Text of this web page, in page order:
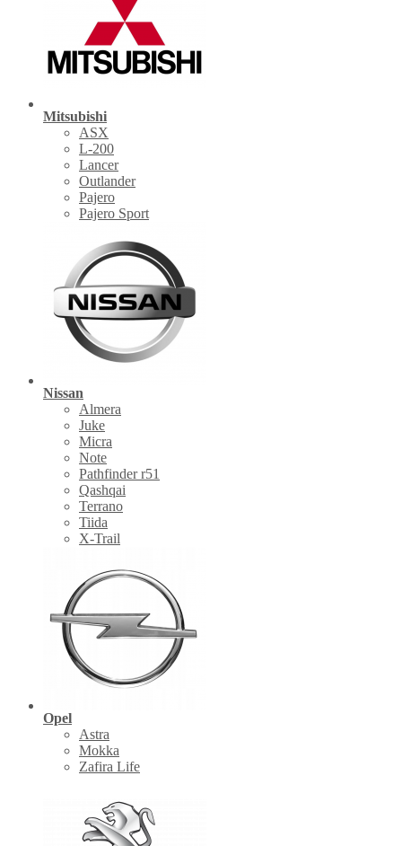
Mitsubishi
ASX
L-200
Lancer
Outlander
Pajero
Pajero Sport
Nissan
Almera
Juke
Micra
Note
Pathfinder r51
Qashqai
Terrano
Tiida
X-Trail
Opel
Astra
Mokka
Zafira Life